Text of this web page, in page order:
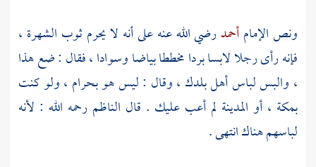
ونص الإمامأحمدرضي الله عنه على أنه لا يحرم ثوب الشهرة ،
فإنه رأى رجلا لابسا بردا مخططا بياضا وسوادا ، فقال : ضع هذا
، والبس لباس أهل بلدك ، وقال : ليس هو بحرام ، ولو كنت
بمكة ، أو المدينة لم أعب عليك . قال الناظم رحمه الله : لأنه
لباسهم هناك انتهى .